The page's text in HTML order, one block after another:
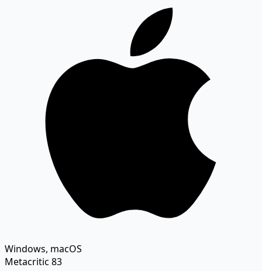
Windows, macOS
Metacritic 83